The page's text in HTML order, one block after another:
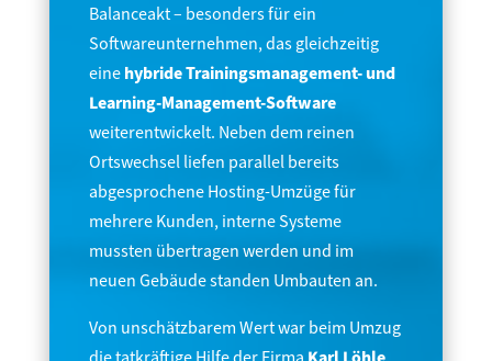
Balanceakt – besonders für ein
Softwareunternehmen, das gleichzeitig
einehybride Trainingsmanagement- und
Learning-Management-Software
weiterentwickelt. Neben dem reinen
Ortswechsel liefen parallel bereits
abgesprochene Hosting-Umzüge für
mehrere Kunden, interne Systeme
mussten übertragen werden und im
neuen Gebäude standen Umbauten an.
Von unschätzbarem Wert war beim Umzug